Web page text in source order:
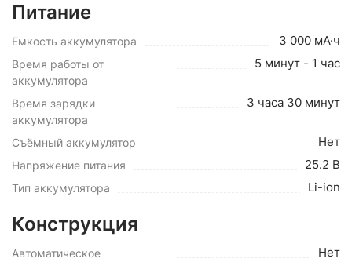
Питание
Емкость аккумулятора 3 000 мА·ч
Время работы от
аккумулятора
5 минут - 1 час
Время зарядки
аккумулятора
3 часа 30 минут
Съёмный аккумулятор Нет
Напряжение питания 25.2 В
Тип аккумулятора Li-ion
Конструкция
Автоматическое
Нет